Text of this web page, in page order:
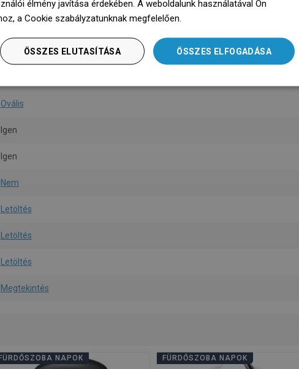
Matt
Kerámia
Ovális
Igen
Igen
Nem
Letöltés
Letöltés
Letöltés
Megtekintés
FÜRDŐSZOBA NAPOK FÜRDŐSZOBA NAPOK
LITHUANIAN
élmény javítása érdekében. A weboldalunk használatával Ön
a Cookie szabályzatunknak megfelelően.
ÖSSZES ELFOGADÁSA
ÖSSZES ELUTASÍTÁSA